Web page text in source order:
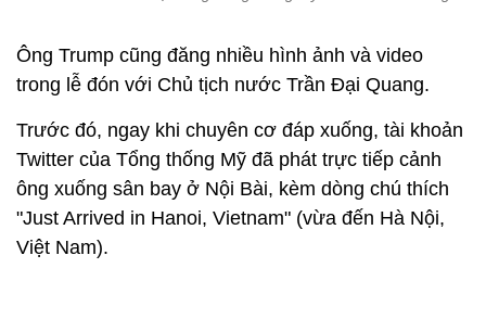
Ông Trump cũng đăng nhiều hình ảnh và video
trong lễ đón với Chủ tịch nước Trần Đại Quang.
Trước đó, ngay khi chuyên cơ đáp xuống, tài khoản
Twitter của Tổng thống Mỹ đã phát trực tiếp cảnh
ông xuống sân bay ở Nội Bài, kèm dòng chú thích
"Just Arrived in Hanoi, Vietnam" (vừa đến Hà Nội,
Việt Nam).